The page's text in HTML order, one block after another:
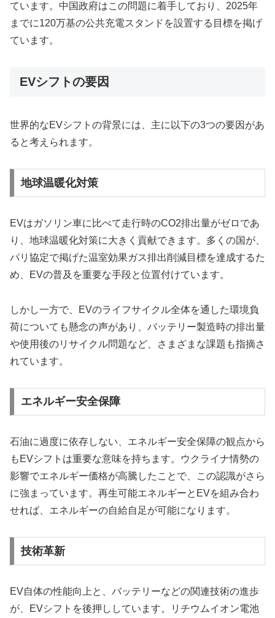
ています。中国政府はこの問題に着手しており、2025年
までに120万基の公共充電スタンドを設置する目標を掲げ
ています。
EVシフトの要因
世界的なEVシフトの背景には、主に以下の3つの要因があ
ると考えられます。
地球温暖化対策
EVはガソリン車に比べて走行時のCO2排出量がゼロであ
り、地球温暖化対策に大きく貢献できます。多くの国が、
パリ協定で掲げた温室効果ガス排出削減目標を達成するた
め、EVの普及を重要な手段と位置付けています。
しかし一方で、EVのライフサイクル全体を通した環境負
荷についても懸念の声があり、バッテリー製造時の排出量
や使用後のリサイクル問題など、さまざまな課題も指摘さ
れています。
エネルギー安全保障
石油に過度に依存しない、エネルギー安全保障の観点から
もEVシフトは重要な意味を持ちます。ウクライナ情勢の
影響でエネルギー価格が高騰したことで、この認識がさら
に強まっています。再生可能エネルギーとEVを組み合わ
せれば、エネルギーの自給自足が可能になります。
技術革新
EV自体の性能向上と、バッテリーなどの関連技術の進歩
が、EVシフトを後押ししています。リチウムイオン電池